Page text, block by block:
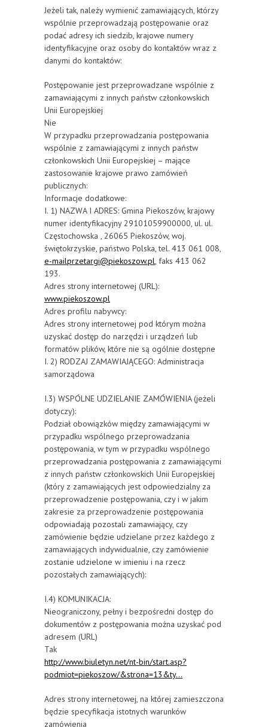
Jeżeli tak, należy wymienić zamawiających, którzy
wspólnie przeprowadzają postępowanie oraz
podać adresy ich siedzib, krajowe numery
identyfikacyjne oraz osoby do kontaktów wraz z
danymi do kontaktów:
Postępowanie jest przeprowadzane wspólnie z
zamawiającymi z innych państw członkowskich
Unii Europejskiej
Nie
W przypadku przeprowadzania postępowania
wspólnie z zamawiającymi z innych państw
członkowskich Unii Europejskiej – mające
zastosowanie krajowe prawo zamówień
publicznych:
Informacje dodatkowe:
I. 1) NAZWA I ADRES: Gmina Piekoszów, krajowy
numer identyfikacyjny 29101059900000, ul. ul.
Częstochowska , 26065 Piekoszów, woj.
świętokrzyskie, państwo Polska, tel. 413 061 008,
e-mailprzetargi@piekoszow.pl, faks 413 062
193.
Adres strony internetowej (URL):
www.piekoszow.pl
Adres profilu nabywcy:
Adres strony internetowej pod którym można
uzyskać dostęp do narzędzi i urządzeń lub
formatów plików, które nie są ogólnie dostępne
I. 2) RODZAJ ZAMAWIAJĄCEGO: Administracja
samorządowa
I.3) WSPÓLNE UDZIELANIE ZAMÓWIENIA (jeżeli
dotyczy):
Podział obowiązków między zamawiającymi w
przypadku wspólnego przeprowadzania
postępowania, w tym w przypadku wspólnego
przeprowadzania postępowania z zamawiającymi
z innych państw członkowskich Unii Europejskiej
(który z zamawiających jest odpowiedzialny za
przeprowadzenie postępowania, czy i w jakim
zakresie za przeprowadzenie postępowania
odpowiadają pozostali zamawiający, czy
zamówienie będzie udzielane przez każdego z
zamawiających indywidualnie, czy zamówienie
zostanie udzielone w imieniu i na rzecz
pozostałych zamawiających):
I.4) KOMUNIKACJA:
Nieograniczony, pełny i bezpośredni dostęp do
dokumentów z postępowania można uzyskać pod
adresem (URL)
Tak
http://www.biuletyn.net/nt-bin/start.asp?
podmiot=piekoszow/&strona=13&ty...
Adres strony internetowej, na której zamieszczona
będzie specyfikacja istotnych warunków
zamówienia